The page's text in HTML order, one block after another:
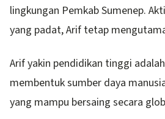
lingkungan Pemkab Sumenep.
yang padat, Arif tetap
Arif yakin pendidikan tinggi
membentuk sumber daya
yang mampu bersaing secara